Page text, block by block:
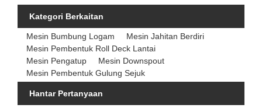
Kategori Berkaitan
Mesin Bumbung Logam
Mesin Jahitan Berdiri
Mesin Pembentuk Roll Deck Lantai
Mesin Pengatup
Mesin Downspout
Mesin Pembentuk Gulung Sejuk
Hantar Pertanyaan